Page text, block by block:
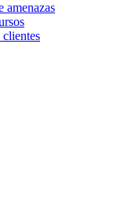
amenazas